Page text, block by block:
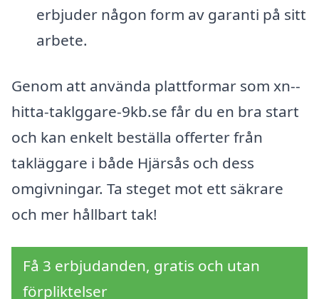
erbjuder någon form av garanti på sitt
arbete.
Genom att använda plattformar som xn--
hitta-taklggare-9kb.se får du en bra start
och kan enkelt beställa offerter från
takläggare i både Hjärsås och dess
omgivningar. Ta steget mot ett säkrare
och mer hållbart tak!
Få 3 erbjudanden, gratis och utan
förpliktelser